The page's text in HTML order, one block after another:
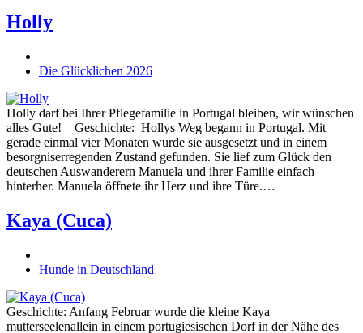
Holly
Die Glücklichen 2026
Holly darf bei Ihrer Pflegefamilie in Portugal bleiben, wir wünschen
alles Gute! Geschichte: Hollys Weg begann in Portugal. Mit
gerade einmal vier Monaten wurde sie ausgesetzt und in einem
besorgniserregenden Zustand gefunden. Sie lief zum Glück den
deutschen Auswanderern Manuela und ihrer Familie einfach
hinterher. Manuela öffnete ihr Herz und ihre Türe.…
Kaya (Cuca)
Hunde in Deutschland
Geschichte: Anfang Februar wurde die kleine Kaya
mutterseelenallein in einem portugiesischen Dorf in der Nähe des